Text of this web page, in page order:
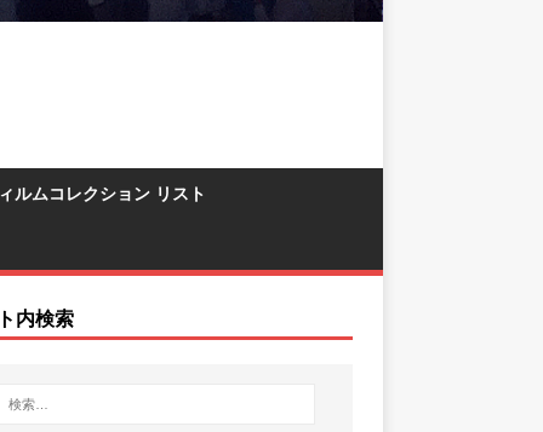
ルムコレクション リスト
内検索